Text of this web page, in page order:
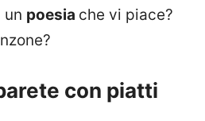
un poesia che vi piace?
con piatti